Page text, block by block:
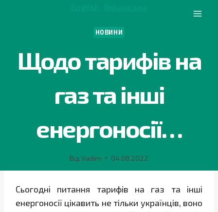
НОВИНИ
Щодо тарифів на
газ та інші
енергоносії…
Від Vadim 04.08.2022
Сьогодні питання тарифів на газ та інші
енергоносії цікавить не тільки українців, воно